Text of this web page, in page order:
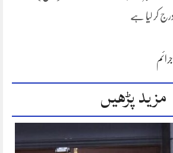
جرائم
مزید پڑھیں